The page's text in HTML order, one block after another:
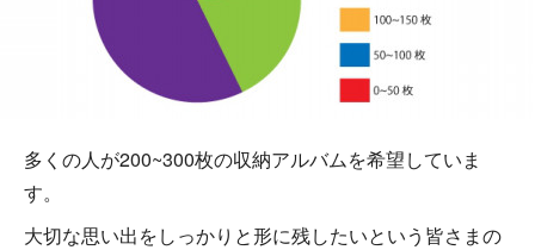
多くの人が200~300枚の収納アルバムを希望していま
す。
大切な思い出をしっかりと形に残したいという皆さまの